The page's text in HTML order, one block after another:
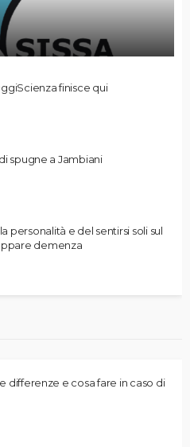
finisce qui
spugne a Jambiani
personalità e del sentirsi soli sul
demenza
differenze e cosa fare in caso di